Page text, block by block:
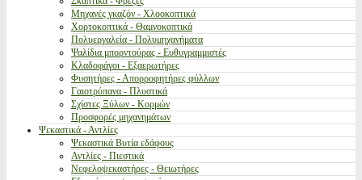
Μηχανές γκαζόν - Χλοοκοπτικά
Χορτοκοπτικά - Θαμνοκοπτικά
Πολυεργαλεία - Πολυμηχανήματα
Ψαλίδια μπορντούρας - Ευθυγραμμιστές
Κλαδοφάγοι - Εξαερωτήρες
Φυσητήρες - Απορροφητήρες φύλλων
Γαιοτρύπανα - Πλυστικά
Σχίστες Ξύλων - Κορμών
Προσφορές μηχανημάτων
Ψεκαστικά - Αντλίες
Ψεκαστικά Βυτία εδάφους
Αντλίες - Πιεστικά
Νεφελοψεκαστήρες - Θειωτήρες